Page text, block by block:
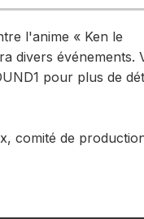
l'anime « Ken le
divers événements.
pour plus de
comité de